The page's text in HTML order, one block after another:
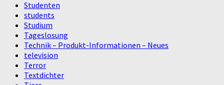
Studenten
students
Studium
Tageslosung
Technik – Produkt-Informationen – Neues
television
Terror
Textdichter